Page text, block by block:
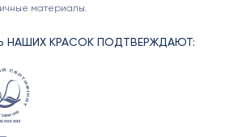
материалы.
НАШИХ КРАСОК ПОДТВЕРЖДАЮТ: